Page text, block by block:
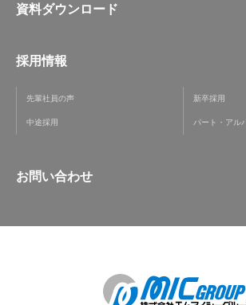
資料ダウンロード
採用情報
先輩社員の声 新卒採用
中途採用 パート・アル
お問い合わせ